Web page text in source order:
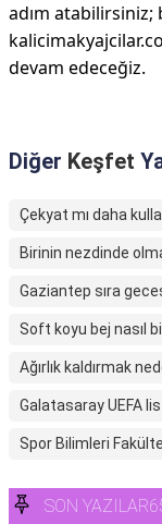
adım atabilirsiniz;
devam edeceğiz.
Diğer Keşfet
Çekyat mı daha
Birinin nezdinde
Gaziantep sıra
Soft koyu bej nasıl
Ağırlık kaldırmak
Galatasaray UEFA
Spor Bilimleri
SON